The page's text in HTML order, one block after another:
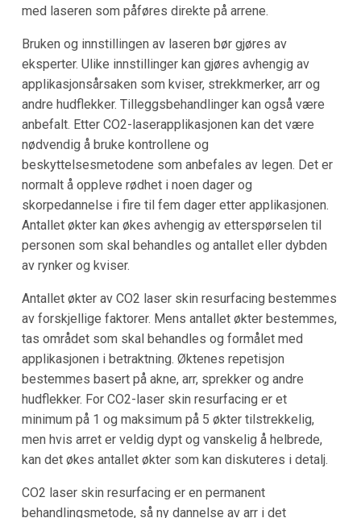
med laseren som påføres direkte på arrene.
Bruken og innstillingen av laseren bør gjøres av
eksperter. Ulike innstillinger kan gjøres avhengig av
applikasjonsårsaken som kviser, strekkmerker, arr og
andre hudflekker. Tilleggsbehandlinger kan også være
anbefalt. Etter CO2-laserapplikasjonen kan det være
nødvendig å bruke kontrollene og
beskyttelsesmetodene som anbefales av legen. Det er
normalt å oppleve rødhet i noen dager og
skorpedannelse i fire til fem dager etter applikasjonen.
Antallet økter kan økes avhengig av etterspørselen til
personen som skal behandles og antallet eller dybden
av rynker og kviser.
Antallet økter av CO2 laser skin resurfacing bestemmes
av forskjellige faktorer. Mens antallet økter bestemmes,
tas området som skal behandles og formålet med
applikasjonen i betraktning. Øktenes repetisjon
bestemmes basert på akne, arr, sprekker og andre
hudflekker. For CO2-laser skin resurfacing er et
minimum på 1 og maksimum på 5 økter tilstrekkelig,
men hvis arret er veldig dypt og vanskelig å helbrede,
kan det økes antallet økter som kan diskuteres i detalj.
CO2 laser skin resurfacing er en permanent
behandlingsmetode, så ny dannelse av arr i det